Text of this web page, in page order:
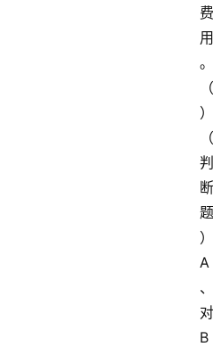
费
用
。
（
）
（
判
断
题
）
A
、
对
B